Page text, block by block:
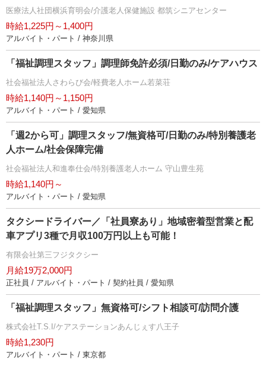
医療法人社団横浜育明会/介護老人保健施設 都筑シニアセンター
時給1,225円～1,400円
アルバイト・パート / 神奈川県
「福祉調理スタッフ」調理師免許必須/日勤のみ/ケアハウス
社会福祉法人さわらび会/軽費老人ホーム若菜荘
時給1,140円～1,150円
アルバイト・パート / 愛知県
「週2から可」調理スタッフ/無資格可/日勤のみ/特別養護老
人ホーム/社会保障完備
社会福祉法人和進奉仕会/特別養護老人ホーム 守山豊生苑
時給1,140円～
アルバイト・パート / 愛知県
タクシードライバー／「社員寮あり」地域密着型営業と配
車アプリ3種で月収100万円以上も可能！
有限会社第三フジタクシー
月給19万2,000円
正社員 / アルバイト・パート / 契約社員 / 愛知県
「福祉調理スタッフ」無資格可/シフト相談可/訪問介護
株式会社T.S.I/ケアステーションあんじぇす八王子
時給1,230円
アルバイト・パート / 東京都